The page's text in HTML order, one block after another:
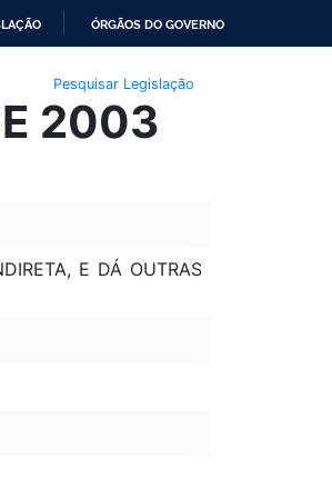
ÓRGÃOS DO GOVERNO
Pesquisar Legislação
2003
E DÁ OUTRAS